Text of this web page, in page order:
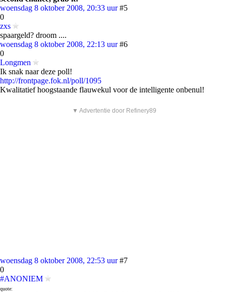
woensdag 8 oktober 2008, 20:33 uur #5
0
zxs
spaargeld? droom ....
woensdag 8 oktober 2008, 22:13 uur #6
0
Longmen
Ik snak naar deze poll!
http://frontpage.fok.nl/poll/1095
Kwalitatief hoogstaande flauwekul voor de intelligente onbenul!
▼ Advertentie door Refinery89
woensdag 8 oktober 2008, 22:53 uur #7
0
#ANONIEM
quote: